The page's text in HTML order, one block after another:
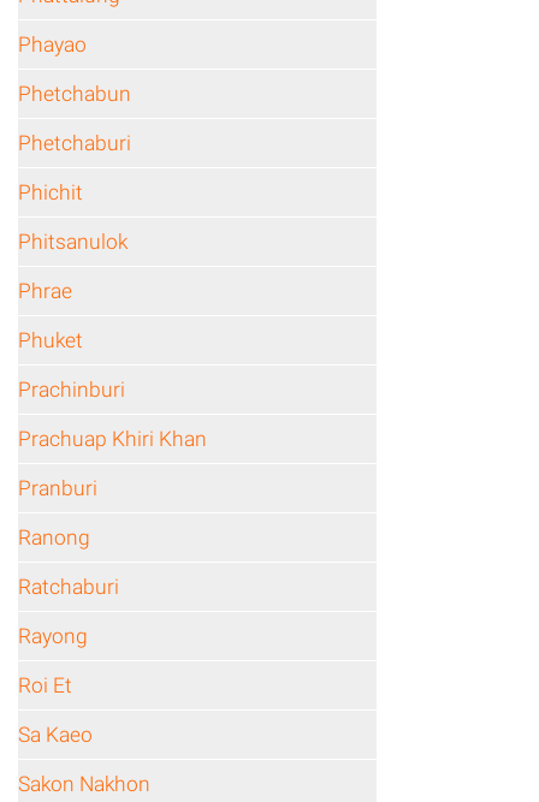
Phayao
Phetchabun
Phetchaburi
Phichit
Phitsanulok
Phrae
Phuket
Prachinburi
Prachuap Khiri Khan
Pranburi
Ranong
Ratchaburi
Rayong
Roi Et
Sa Kaeo
Sakon Nakhon